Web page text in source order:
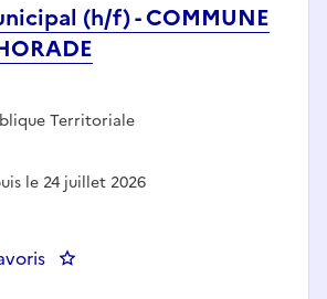
(h/f) - COMMUNE
:Territoriale
le 24 juillet 2026
: Policier municipal (h/f) -